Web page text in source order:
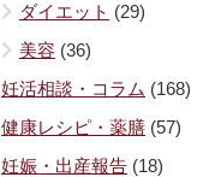
ダイエット (29)
美容 (36)
妊活相談・コラム (168)
健康レシピ・薬膳 (57)
妊娠・出産報告 (18)